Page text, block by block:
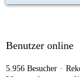
Benutzer online
5.956 Besucher